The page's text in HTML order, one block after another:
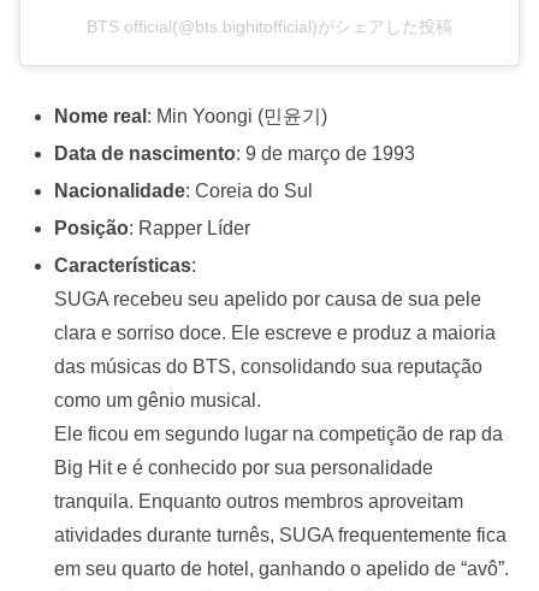
BTS official(@bts.bighitofficial)がシェアした投稿
Nome real : Min Yoongi (민윤기)
Data de nascimento: 9 de março de 1993
Nacionalidade: Coreia do Sul
Posição: Rapper Líder
Características:
SUGA recebeu seu apelido por causa de sua pele
clara e sorriso doce. Ele escreve e produz a maioria
das músicas do BTS, consolidando sua reputação
como um gênio musical.
Ele ficou em segundo lugar na competição de rap da
Big Hit e é conhecido por sua personalidade
tranquila. Enquanto outros membros aproveitam
atividades durante turnês, SUGA frequentemente fica
em seu quarto de hotel, ganhando o apelido de “avô”.